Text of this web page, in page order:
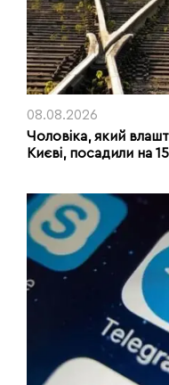
08.08.2026
Чоловіка, який
Києві, посадили на